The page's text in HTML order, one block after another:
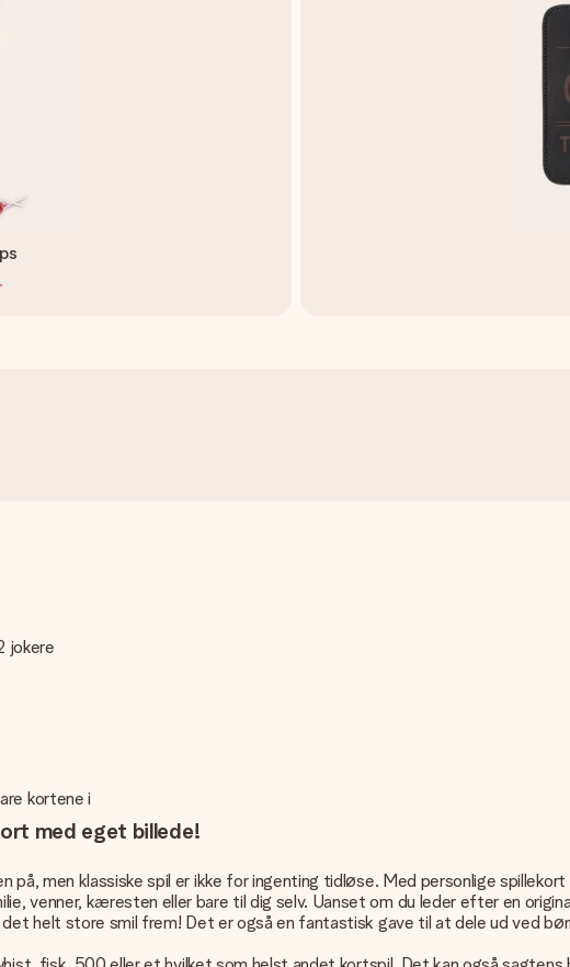
jokere
kortene i
med eget billede!
på, men klassiske spil er ikke for ingenting tidløse. Med personlige
venner, kæresten eller bare til dig selv. Uanset om du leder efter en
det helt store smil frem! Det er også en fantastisk gave til at dele ud ved